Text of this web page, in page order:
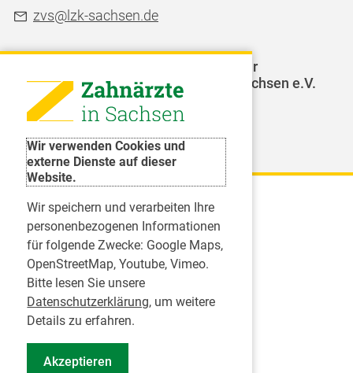
Wir verwenden Cookies und
externe Dienste auf dieser
Website.
Wir speichern und verarbeiten Ihre
personenbezogenen Informationen
für folgende Zwecke: Google Maps,
OpenStreetMap, Youtube, Vimeo.
Bitte lesen Sie unsere
Datenschutzerklärung, um weitere
Details zu erfahren.
Akzeptieren
zvs@lzk-sachsen.de
LAGZ - Landesarbeitsgemeinschaft für
Jugendzahnpflege des Freistaates Sachsen e.V.
Karriere
Inserate
Praktikum in einer Zahnarztpraxis
Jobs im Zahnärztehaus
Presse
Pressemitteilungen